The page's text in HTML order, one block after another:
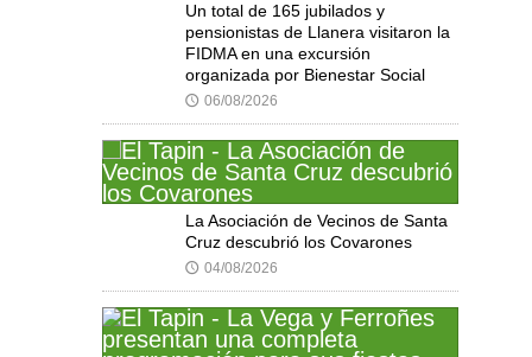
Un total de 165 jubilados y
pensionistas de Llanera visitaron la
FIDMA en una excursión
organizada por Bienestar Social
🕔 06/08/2026
La Asociación de Vecinos de Santa
Cruz descubrió los Covarones
🕔 04/08/2026